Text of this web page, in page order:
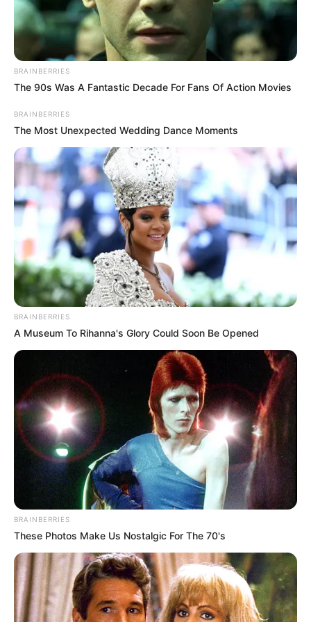
залишило ужгородців без
маршруту №22
ВЕР 25, 2021
Це сталося через провал Комунальним
підприємством “Ужгородський муніципальний
транспорт” Ужгородської міської ради конкурсу
BRAINBERRIES
The 90s Was A Fantastic Decade For Fans Of Action Movies
BRAINBERRIES
The Most Unexpected Wedding Dance Moments
BRAINBERRIES
A Museum To Rihanna's Glory Could Soon Be Opened
BRAINBERRIES
These Photos Make Us Nostalgic For The 70's